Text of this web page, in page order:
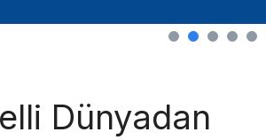
Dünyadan